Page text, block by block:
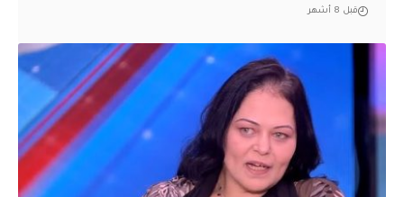
قبل 8 أشهر